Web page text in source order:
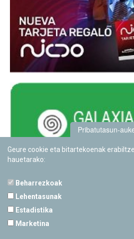
Pribatutasun-
Geure cookie eta bitartekoenak
hauetarako:
Beharrezkoak
Lehentasunak
Estadistika
Marketina